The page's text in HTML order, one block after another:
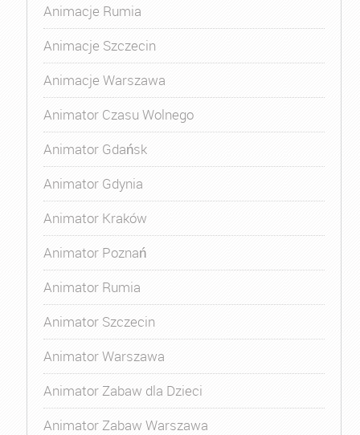
Animacje Rumia
Animacje Szczecin
Animacje Warszawa
Animator Czasu Wolnego
Animator Gdańsk
Animator Gdynia
Animator Kraków
Animator Poznań
Animator Rumia
Animator Szczecin
Animator Warszawa
Animator Zabaw dla Dzieci
Animator Zabaw Warszawa